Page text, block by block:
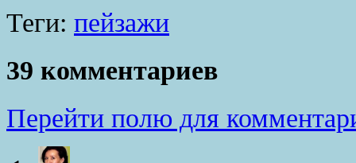
Теги: пейзажи
39 комментариев
Перейти полю для